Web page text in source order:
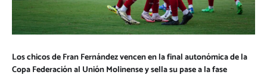
Los chicos de Fran Fernández vencen en la final autonómica de la
Copa Federación al Unión Molinense y sella su pase a la fase